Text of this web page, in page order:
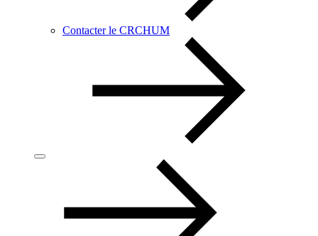
Contacter le CRCHUM